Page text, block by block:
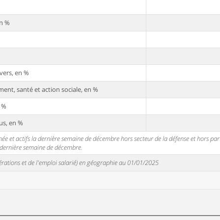
%
en %
santé et action sociale, en %
en %
et actifs la dernière semaine de décembre hors secteur de la défense et hors
semaine de décembre.
et de l'emploi salarié) en géographie au 01/01/2025